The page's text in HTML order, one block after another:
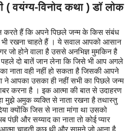
वयंग्य-विनोद कथा ) डॉ लोक
हैं कि अपने पिछले जन्म के किस संबंध
रखना चाहते हैं । ये सवाल आपको आसान
जो होने वाला है उससे अनभिज्ञ मुमकिन है
दो बातें जान लेना कि जिसे भी आप अगले
नाता वही नहीं हो सकता है जिसकी आपने
ने आपका उसका ही नहीं सभी का पिछले जन्म
करना है । इक आत्मा की बात से उदाहरण
अमुक व्यक्ति से नाता रखना है तथास्तु
क्योंकि जिस से नाता मांगा था उसको
पंछी और सय्याद का नाता तो कोई प्यार
चाहती कुछ थी और सामने जो आना है